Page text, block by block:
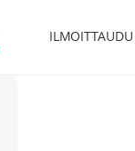
ILMOITTAUDU